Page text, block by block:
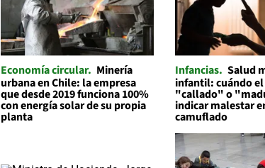
Economía circular
Minería
urbana en Chile: la empresa
que desde 2019 funciona 100%
con energía solar de su propia
planta
Infancias Salud
infantil: cuándo
"callado" o
indicar malestar
camuflado